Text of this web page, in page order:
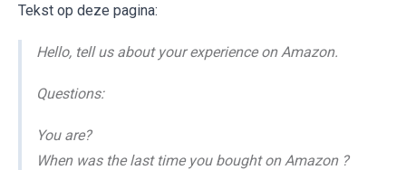
Tekst op deze pagina:
Hello, tell us about your experience on Amazon.
Questions:
You are?
When was the last time you bought on Amazon ?